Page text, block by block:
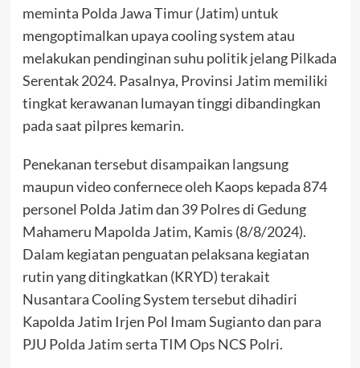
meminta Polda Jawa Timur (Jatim) untuk
mengoptimalkan upaya cooling system atau
melakukan pendinginan suhu politik jelang Pilkada
Serentak 2024. Pasalnya, Provinsi Jatim memiliki
tingkat kerawanan lumayan tinggi dibandingkan
pada saat pilpres kemarin.
Penekanan tersebut disampaikan langsung
maupun video confernece oleh Kaops kepada 874
personel Polda Jatim dan 39 Polres di Gedung
Mahameru Mapolda Jatim, Kamis (8/8/2024).
Dalam kegiatan penguatan pelaksana kegiatan
rutin yang ditingkatkan (KRYD) terakait
Nusantara Cooling System tersebut dihadiri
Kapolda Jatim Irjen Pol Imam Sugianto dan para
PJU Polda Jatim serta TIM Ops NCS Polri.